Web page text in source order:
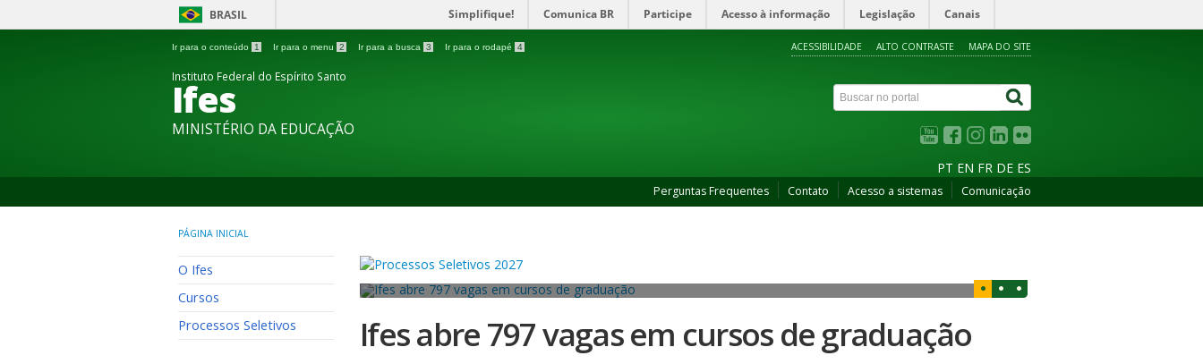
BRASIL Simplifique! Comunica BR Participe Acesso à informação Legislação Canais
Ir para o conteúdo 1 Ir para o menu 2 Ir para a busca 3 Ir para o rodapé 4 ACESSIBILIDADE ALTO CONTRASTE MAPA DO SITE
Instituto Federal do Espírito Santo
Ifes
MINISTÉRIO DA EDUCAÇÃO
PT EN FR DE ES
Perguntas Frequentes Contato Acesso a sistemas Comunicação
PÁGINA INICIAL
O Ifes
Cursos
Processos Seletivos
Ifes abre 797 vagas em cursos de graduação